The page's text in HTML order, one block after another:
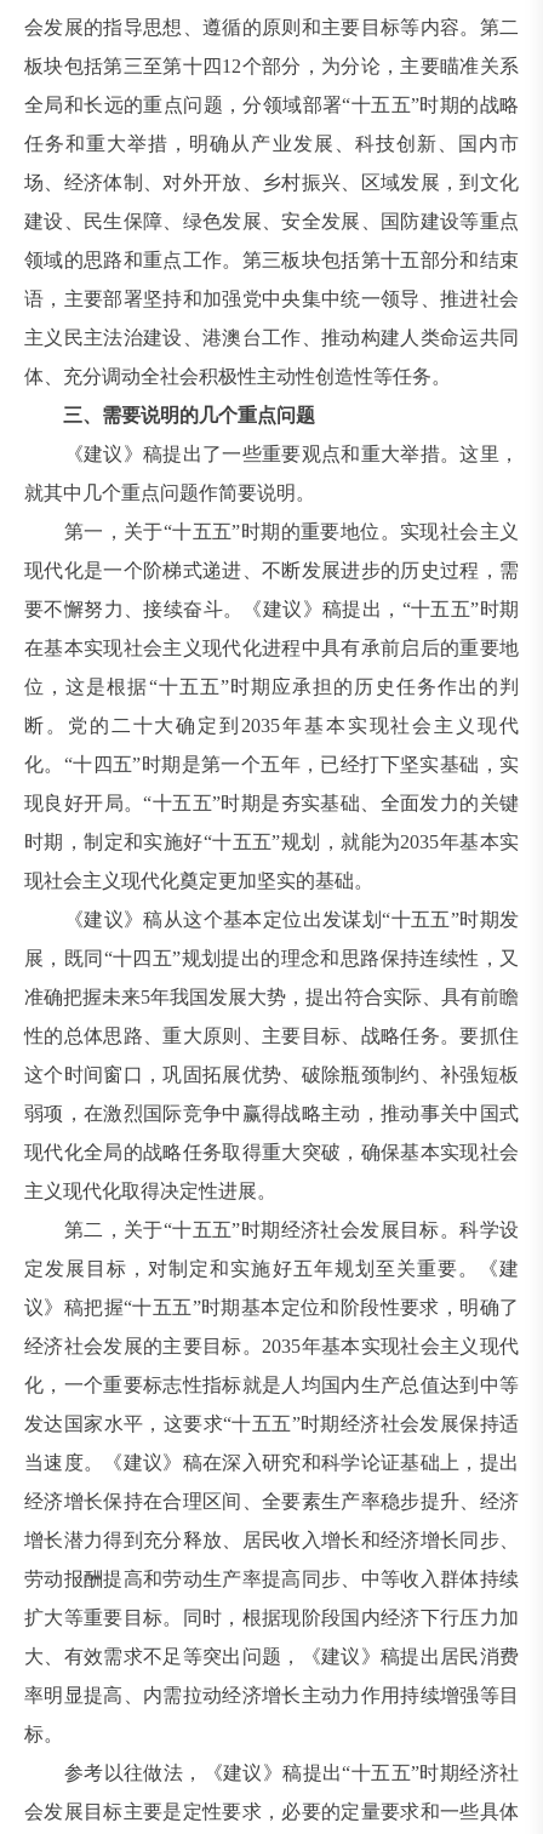
会发展的指导思想、遵循的原则和主要目标等内容。第二
板块包括第三至第十四12个部分，为分论，主要瞄准关系
全局和长远的重点问题，分领域部署“十五五”时期的战略
任务和重大举措，明确从产业发展、科技创新、国内市
场、经济体制、对外开放、乡村振兴、区域发展，到文化
建设、民生保障、绿色发展、安全发展、国防建设等重点
领域的思路和重点工作。第三板块包括第十五部分和结束
语，主要部署坚持和加强党中央集中统一领导、推进社会
主义民主法治建设、港澳台工作、推动构建人类命运共同
体、充分调动全社会积极性主动性创造性等任务。
三、需要说明的几个重点问题
《建议》稿提出了一些重要观点和重大举措。这里，
就其中几个重点问题作简要说明。
第一，关于“十五五”时期的重要地位。实现社会主义
现代化是一个阶梯式递进、不断发展进步的历史过程，需
要不懈努力、接续奋斗。《建议》稿提出，“十五五”时期
在基本实现社会主义现代化进程中具有承前启后的重要地
位，这是根据“十五五”时期应承担的历史任务作出的判
断。党的二十大确定到2035年基本实现社会主义现代
化。“十四五”时期是第一个五年，已经打下坚实基础，实
现良好开局。“十五五”时期是夯实基础、全面发力的关键
时期，制定和实施好“十五五”规划，就能为2035年基本实
现社会主义现代化奠定更加坚实的基础。
《建议》稿从这个基本定位出发谋划“十五五”时期发
展，既同“十四五”规划提出的理念和思路保持连续性，又
准确把握未来5年我国发展大势，提出符合实际、具有前瞻
性的总体思路、重大原则、主要目标、战略任务。要抓住
这个时间窗口，巩固拓展优势、破除瓶颈制约、补强短板
弱项，在激烈国际竞争中赢得战略主动，推动事关中国式
现代化全局的战略任务取得重大突破，确保基本实现社会
主义现代化取得决定性进展。
第二，关于“十五五”时期经济社会发展目标。科学设
定发展目标，对制定和实施好五年规划至关重要。《建
议》稿把握“十五五”时期基本定位和阶段性要求，明确了
经济社会发展的主要目标。2035年基本实现社会主义现代
化，一个重要标志性指标就是人均国内生产总值达到中等
发达国家水平，这要求“十五五”时期经济社会发展保持适
当速度。《建议》稿在深入研究和科学论证基础上，提出
经济增长保持在合理区间、全要素生产率稳步提升、经济
增长潜力得到充分释放、居民收入增长和经济增长同步、
劳动报酬提高和劳动生产率提高同步、中等收入群体持续
扩大等重要目标。同时，根据现阶段国内经济下行压力加
大、有效需求不足等突出问题，《建议》稿提出居民消费
率明显提高、内需拉动经济增长主动力作用持续增强等目
标。
参考以往做法，《建议》稿提出“十五五”时期经济社
会发展目标主要是定性要求，必要的定量要求和一些具体